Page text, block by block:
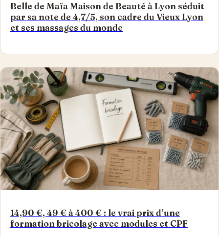
Belle de Maïa Maison de Beauté à Lyon séduit
par sa note de 4,7/5, son cadre du Vieux Lyon
et ses massages du monde
14,90 €, 49 € à 400 € : le vrai prix d’une
formation bricolage avec modules et CPF